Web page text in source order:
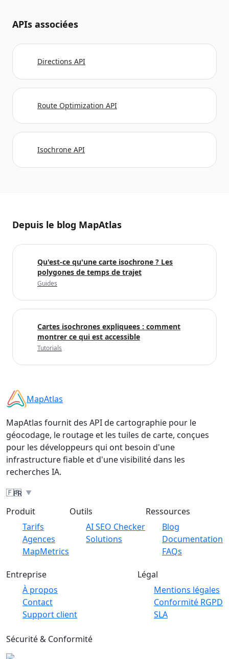
APIs associées
Directions API
Route Optimization API
Isochrone API
Depuis le blog MapAtlas
Qu'est-ce qu'une carte isochrone ? Les
polygones de temps de trajet
Guides
Cartes isochrones expliquees : comment
montrer ce qui est accessible
Tutorials
MapAtlas
MapAtlas fournit des API de cartographie pour le
géocodage, le routage et les tuiles de carte, conçues
pour les développeurs qui ont besoin d'une
infrastructure fiable et d'une visibilité dans les
recherches IA.
🇫🇷
FR ▼
Produit
Tarifs
Agences
MapMetrics
Outils
AI SEO Checker
Solutions
Ressources
Blog
Documentation
FAQs
Entreprise
À propos
Contact
Support client
Légal
Mentions légales
Conformité RGPD
SLA
Sécurité & Conformité